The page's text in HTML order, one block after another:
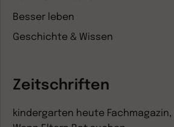
Besser leben
Geschichte & Wissen
Zeitschriften
kindergarten heute